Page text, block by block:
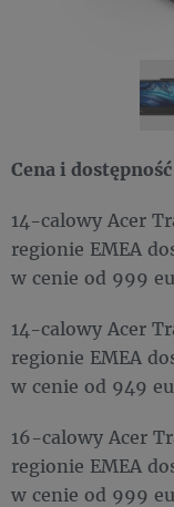
Cena i dostępność
14-calowy Acer
regionie EMEA
w cenie od 999
14-calowy Acer
regionie EMEA
w cenie od 949
16-calowy Acer
regionie EMEA
w cenie od 999